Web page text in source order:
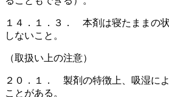
１４．１．３． 本剤は寝たままの
しないこと。
（取扱い上の注意）
２０．１． 製剤の特徴上、吸湿に
ことがある。